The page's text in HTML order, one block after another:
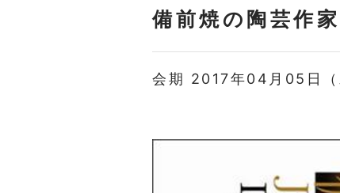
備前焼の陶芸作
会期 2017年04月05日